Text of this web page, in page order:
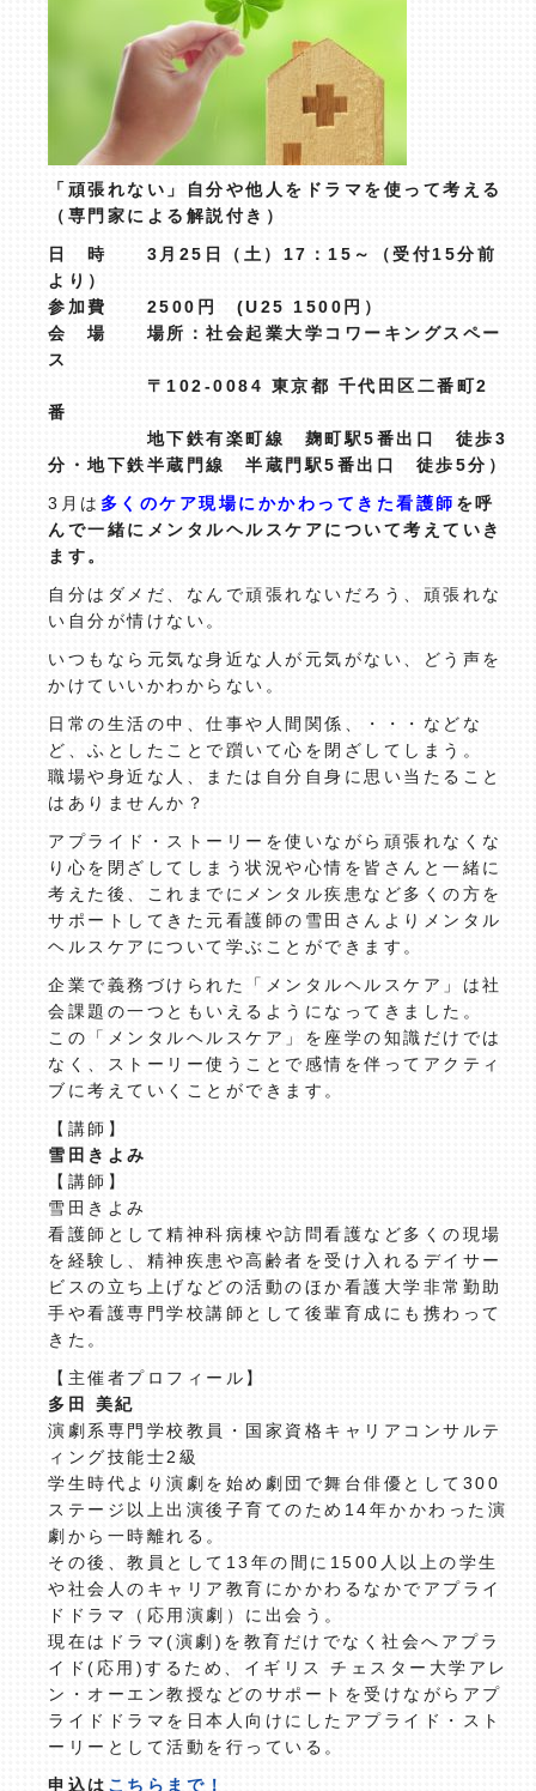
「頑張れない」自分や他人をドラマを使って考える
（専門家による解説付き）
日 時 3月25日（土）17：15～（受付15分前
より）
参加費 2500円 (U25 1500円）
会 場 場所：社会起業大学コワーキングスペー
ス
〒102-0084 東京都 千代田区二番町2
番
地下鉄有楽町線 麹町駅5番出口 徒歩3
分・地下鉄半蔵門線 半蔵門駅5番出口 徒歩5分）
3月は 多くのケア現場にかかわってきた看護師 を呼
んで一緒にメンタルヘルスケアについて考えていき
ます。
自分はダメだ、なんで頑張れないだろう、頑張れな
い自分が情けない。
いつもなら元気な身近な人が元気がない、どう声を
かけていいかわからない。
日常の生活の中、仕事や人間関係、・・・などな
ど、ふとしたことで躓いて心を閉ざしてしまう。
職場や身近な人、または自分自身に思い当たること
はありませんか？
アプライド・ストーリーを使いながら頑張れなくな
り心を閉ざしてしまう状況や心情を皆さんと一緒に
考えた後、これまでにメンタル疾患など多くの方を
サポートしてきた元看護師の雪田さんよりメンタル
ヘルスケアについて学ぶことができます。
企業で義務づけられた「メンタルヘルスケア」は社
会課題の一つともいえるようになってきました。
この「メンタルヘルスケア」を座学の知識だけでは
なく、ストーリー使うことで感情を伴ってアクティ
ブに考えていくことができます。
【講師】
雪田きよみ
【講師】
雪田きよみ
看護師として精神科病棟や訪問看護など多くの現場
を経験し、精神疾患や高齢者を受け入れるデイサー
ビスの立ち上げなどの活動のほか看護大学非常勤助
手や看護専門学校講師として後輩育成にも携わって
きた。
【主催者プロフィール】
多田 美紀
演劇系専門学校教員・国家資格キャリアコンサルテ
ィング技能士2級
学生時代より演劇を始め劇団で舞台俳優として300
ステージ以上出演後子育てのため14年かかわった演
劇から一時離れる。
その後、教員として13年の間に1500人以上の学生
や社会人のキャリア教育にかかわるなかでアプライ
ドドラマ（応用演劇）に出会う。
現在はドラマ(演劇)を教育だけでなく社会へアプラ
イド(応用)するため、イギリス チェスター大学アレ
ン・オーエン教授などのサポートを受けながらアプ
ライドドラマを日本人向けにしたアプライド・スト
ーリーとして活動を行っている。
申込は こちらまで！